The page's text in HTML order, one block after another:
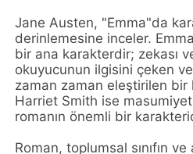
Jane Austen, "Emma"da
derinlemesine inceler.
bir ana karakterdir; zekası ve
okuyucunun ilgisini çeken
zaman zaman eleştirilen
Harriet Smith ise
romanın önemli bir
Roman, toplumsal sınıfın